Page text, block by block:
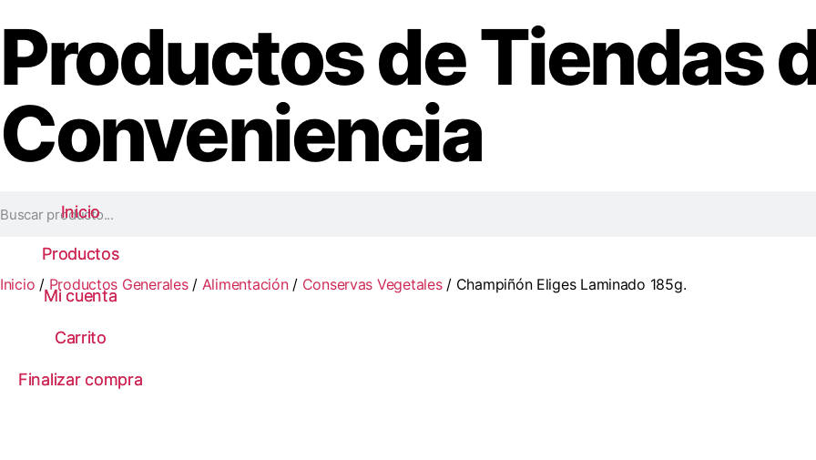
Productos de Tiendas
Conveniencia
Inicio
Productos
Mi cuenta
Carrito
Finalizar compra
Inicio
Productos
Mi cuenta
Carrito
Finalizar compra
Inicio / Productos Generales/ Alimentación/ Conservas Vegetales/ Champiñón Eliges Laminado 185g.